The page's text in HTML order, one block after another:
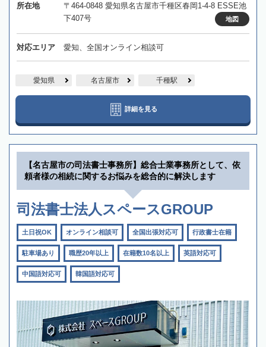
所在地
〒464-0848 愛知県名古屋市千種区春岡1-4-8 ESSE池
下407号
地図
対応エリア 愛知、全国オンライン相談可
愛知県 名古屋市 千種駅
詳細を見る
【名古屋市の司法書士事務所】総合士業事務所として、依
頼者様の相続に関するお悩みを総合的に解決します
司法書士法人スペースGROUP
土日祝OK オンライン相談可 全国出張対応可 行政書士在籍
駐車場あり 職歴20年以上 在籍数10名以上 英語対応可
中国語対応可 韓国語対応可